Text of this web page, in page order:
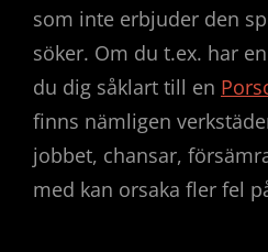
som inte erbjuder den
söker. Om du t.ex. har
du dig såklart till en
finns nämligen
jobbet, chansar,
med kan orsaka fler fel